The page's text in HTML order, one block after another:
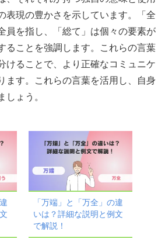
表現の豊かさを示しています。「全
員を指し、「総て」は個々の要素が
ることを強調します。これらの言葉
けることで、より正確なコミュニケ
ます。これらの言葉を活用し、自身
しょう。
「万端」と「万全」の違
いは？詳細な説明と例文
で解説！